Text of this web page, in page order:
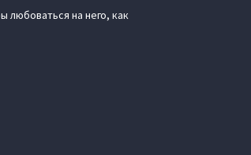
любоваться на него, как